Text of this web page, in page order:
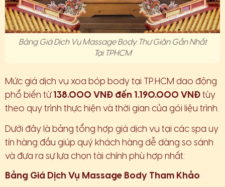
Bảng Giá Dịch Vụ Massage Body Thư Giãn Gần Nhất
Tại TPHCM
Mức giá dịch vụ xoa bóp body tại TP.HCM dao động
phổ biến từ 138.000 VNĐ đến 1.190.000 VNĐ tùy
theo quy trình thực hiện và thời gian của gói liệu trình.
Dưới đây là bảng tổng hợp giá dịch vụ tại các spa uy
tín hàng đầu giúp quý khách hàng dễ dàng so sánh
và đưa ra sự lựa chọn tài chính phù hợp nhất:
Bảng Giá Dịch Vụ Massage Body Tham Khảo